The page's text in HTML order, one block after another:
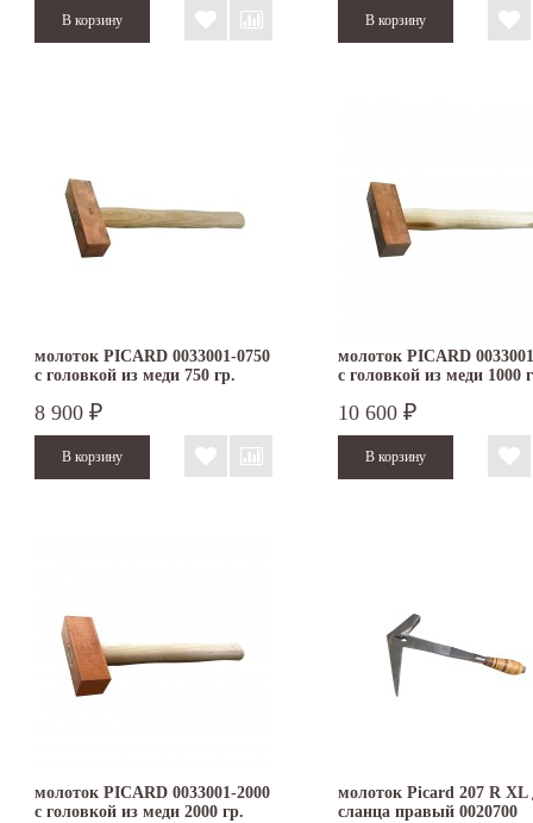
молоток PICARD 0033001-0750
с головкой из меди 750 гр.
8 900 ₽
молоток PICARD
с головкой из меди 1000
10 600 ₽
молоток PICARD 0033001-2000
с головкой из меди 2000 гр.
молоток Picard 207 R XL
сланца правый 0020700